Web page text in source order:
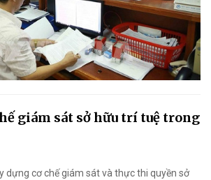
giám sát sở hữu trí tuệ trong
dựng cơ chế giám sát và thực thi quyền sở